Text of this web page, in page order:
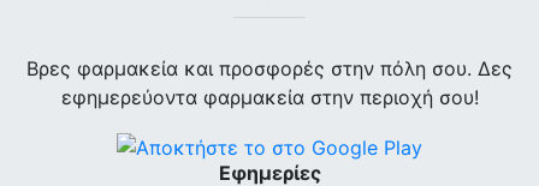
Βρες φαρμακεία και προσφορές στην πόλη σου. Δες
εφημερεύοντα φαρμακεία στην περιοχή σου!
Εφημερίες